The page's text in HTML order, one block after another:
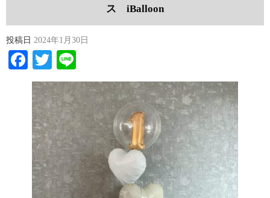
ス iBalloon
投稿日 2024年1月30日
Facebook
Twitter